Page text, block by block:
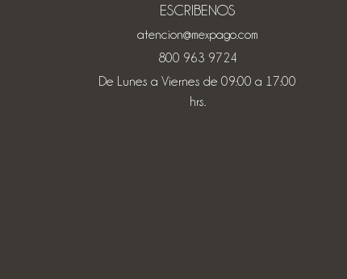
ESCRIBENOS
atencion@mexpago.com
800 963 9724
De Lunes a Viernes de 09:00 a 17:00
hrs.